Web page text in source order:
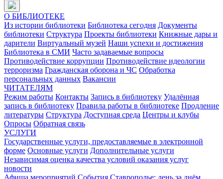
О БИБЛИОТЕКЕ
Из истории библиотеки Библиотека сегодня Документы
библиотеки Структура Проекты библиотеки Книжные дары и
дарители Виртуальный музей Наши успехи и достижения
Библиотека в СМИ Часто задаваемые вопросы
Противодействие коррупции Противодействие идеологии
терроризма Гражданская оборона и ЧС Обработка
персональных данных Вакансии
ЧИТАТЕЛЯМ
Режим работы Контакты Запись в библиотеку Удалённая
запись в библиотеку Правила работы в библиотеке Продление
литературы Структура Доступная среда Центры и клубы
Опросы Обратная связь
УСЛУГИ
Государственные услуги, предоставляемые в электронной
форме Основные услуги Дополнительные услуги
Независимая оценка качества условий оказания услуг
новости
Афиша мероприятий События Ставрополье: день за днём